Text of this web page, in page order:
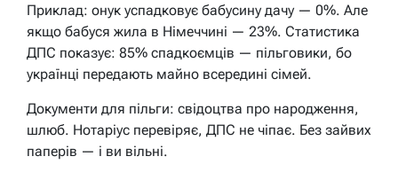
Приклад: онук успадковує бабусину дачу — 0%. Але
якщо бабуся жила в Німеччині — 23%. Статистика
ДПС показує: 85% спадкоємців — пільговики, бо
українці передають майно всередині сімей.
Документи для пільги: свідоцтва про народження,
шлюб. Нотаріус перевіряє, ДПС не чіпає. Без зайвих
паперів — і ви вільні.